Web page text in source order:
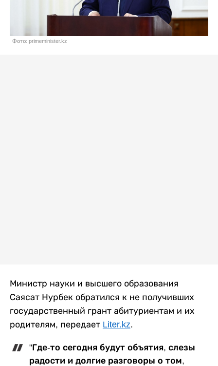
Фото: primeminister.kz
Министр науки и высшего образования
Саясат Нурбек обратился к не получивших
государственный грант абитуриентам и их
родителям, передает Liter.kz.
"Где-то сегодня будут объятия, слезы
радости и долгие разговоры о том,